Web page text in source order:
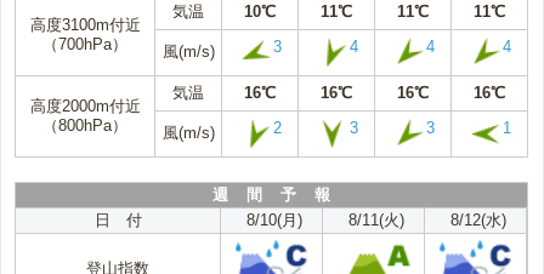
高度3100m付近
（700hPa）
気温 10℃ 11℃ 11℃ 11℃
風(m/s) 3 4 4 4
高度2000m付近
（800hPa）
気温 16℃ 16℃ 16℃ 16℃
風(m/s) 2 3 3 1
週 間 予 報
日 付
8/10(月) 8/11(火) 8/12(水)
登山指数